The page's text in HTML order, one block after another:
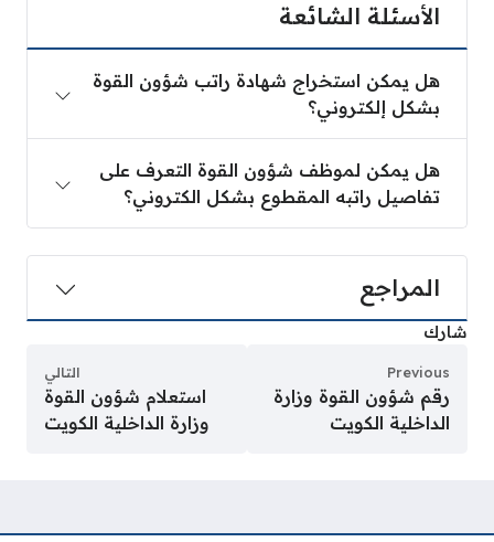
الأسئلة الشائعة
هل يمكن استخراج شهادة راتب شؤون القوة
بشكل إلكتروني؟
هل يمكن لموظف شؤون القوة التعرف على
تفاصيل راتبه المقطوع بشكل الكتروني؟
المراجع
شارك
Previous
رقم شؤون القوة وزارة
الداخلية الكويت
التالي
استعلام شؤون القوة
وزارة الداخلية الكويت